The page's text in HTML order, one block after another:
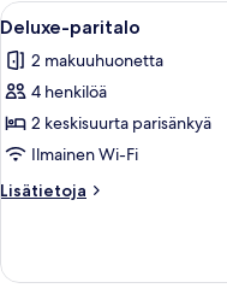
parveke,
vuoristonäköala
(soggiorno,
idromassaggio
Avaa
kaikki
huonetyypin
Deluxe-
paritalo
kuvat
18
Deluxe-paritalo
2 makuuhuonetta
4 henkilöä
2 keskisuurta parisänkyä
Ilmainen Wi-Fi
Lisätietoja
Lisätietoja